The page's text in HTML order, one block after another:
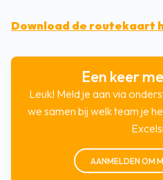
Download de routekaart
Een keer
Leuk! Meld je aan via
we samen bij welk team je
AANMELDEN OM